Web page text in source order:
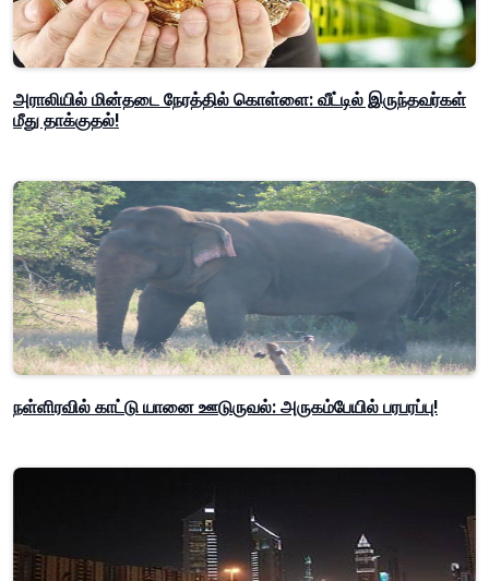
அராலியில் மின்தடை நேரத்தில் கொள்ளை: வீட்டில் இருந்தவர்கள்
மீது தாக்குதல்!
நள்ளிரவில் காட்டு யானை ஊடுருவல்: அருகம்பேயில் பரபரப்பு!